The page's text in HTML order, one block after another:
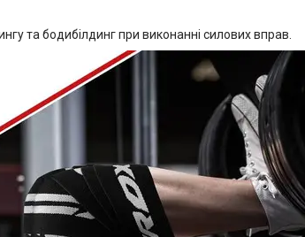
та бодибілдинг при виконанні силових вправ.